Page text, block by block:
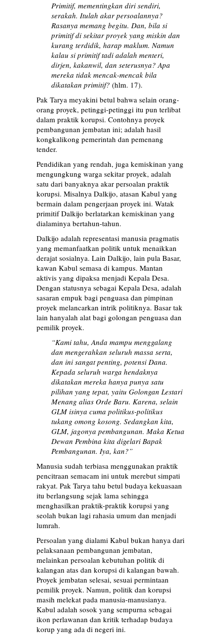
Primitif, mementingkan diri sendiri,
serakah. Itulah akar persoalannya?
Rasanya memang begitu. Dan, bila si
primitif di sekitar proyek yang miskin dan
kurang terdidik, harap maklum. Namun
kalau si primitif tadi adalah menteri,
dirjen, kakanwil, dan seterusnya? Apa
mereka tidak mencak-mencak bila
dikatakan primitif? (hlm. 17).
Pak Tarya meyakini betul bahwa selain orang-
orang proyek, petinggi-petinggi itu pun terlibat
dalam praktik korupsi. Contohnya proyek
pembangunan jembatan ini; adalah hasil
kongkalikong pemerintah dan pemenang
tender.
Pendidikan yang rendah, juga kemiskinan yang
mengungkung warga sekitar proyek, adalah
satu dari banyaknya akar persoalan praktik
korupsi. Misalnya Dalkijo, atasan Kabul yang
bermain dalam pengerjaan proyek ini. Watak
primitif Dalkijo berlatarkan kemiskinan yang
dialaminya bertahun-tahun.
Dalkijo adalah representasi manusia pragmatis
yang memanfaatkan politik untuk menaikkan
derajat sosialnya. Lain Dalkijo, lain pula Basar,
kawan Kabul semasa di kampus. Mantan
aktivis yang dipaksa menjadi Kepala Desa.
Dengan statusnya sebagai Kepala Desa, adalah
sasaran empuk bagi penguasa dan pimpinan
proyek melancarkan intrik politiknya. Basar tak
lain hanyalah alat bagi golongan penguasa dan
pemilik proyek.
“Kami tahu, Anda mampu menggalang
dan mengerahkan seluruh massa serta,
dan ini sangat penting, potensi Dana.
Kepada seluruh warga hendaknya
dikatakan mereka hanya punya satu
pilihan yang tepat, yaitu Golongan Lestari
Menang alias Orde Baru. Karena, selain
GLM isinya cuma politikus-politikus
tukang omong kosong. Sedangkan kita,
GLM, jagonya pembangunan. Maka Ketua
Dewan Pembina kita digelari Bapak
Pembangunan. Iya, kan?”
Manusia sudah terbiasa menggunakan praktik
pencitraan semacam ini untuk merebut simpati
rakyat. Pak Tarya tahu betul budaya kekuasaan
itu berlangsung sejak lama sehingga
menghasilkan praktik-praktik korupsi yang
seolah bukan lagi rahasia umum dan menjadi
lumrah.
Persoalan yang dialami Kabul bukan hanya dari
pelaksanaan pembangunan jembatan,
melainkan persoalan kebutuhan politik di
kalangan atas dan korupsi di kalangan bawah.
Proyek jembatan selesai, sesuai permintaan
pemilik proyek. Namun, politik dan korupsi
masih melekat pada manusia-manusianya.
Kabul adalah sosok yang sempurna sebagai
ikon perlawanan dan kritik terhadap budaya
korup yang ada di negeri ini.